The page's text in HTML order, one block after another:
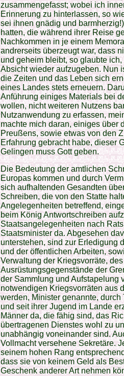
zusammengefasst; wobei ich
Erinnerung zu hinterlassen, so
sei ihnen gnädig und
hatten, die während ihrer Reise
Nachkommen in je einem
andrerseits überzeugt war, dass
und geheim bleibt, so glaubte
Absicht wieder aufzugeben. Nun
die Zeiten und das Leben sich
eines Landes stets erneuern.
Anführung einiges Materials bei
wollen, nicht weiteren Nutzens
Nutzanwendung zu erfassen,
machte mich daran, einiges über
Preußens, sowie etwas von den
Erfahrung gebracht habe, dieser
Gelingen muss Gott geben.
Die Bedeutung der amtlichen
Europas kommen und durch
sich aufhaltenden Gesandten
Schreiben, die von den Statte
Angelegenheiten betreffend,
beim König Antwortschreiben
Staatsangelegenheiten nach
Staatsminister da. Abgesehen
unterstehen, sind zur Erledigung
und der öffentlichen Arbeiten,
Verwaltung der Kriegsvorräte,
Ausrüstungsgegenstände der
der Sammlung und Aufstapelung
notwendigen Kriegsvorräten aus
werden, Minister genannte,
und seit ihrer Jugend im Lande
Männer da, die fähig sind, das
übertragenen Dienstes wohl zu
unabhängig voneinander sind.
Vollmacht versehene Sekretäre.
seinem hohen Rang
dass sie von keinem Geld als
Geschenk anderer Art nehmen